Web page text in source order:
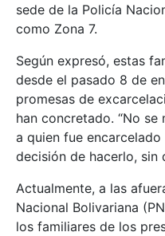
sede de la Policía
como Zona 7.
Según expresó, estas
desde el pasado 8 de
promesas de
han concretado. “No
a quien fue
decisión de hacerlo, sin
Actualmente, a las
Nacional Bolivariana
los familiares de los